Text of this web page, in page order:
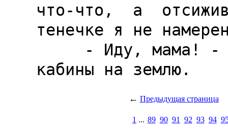
что-что,  а
тенечке я не
← Предыдущая страница
1 ... 89 90 91 92 93 94